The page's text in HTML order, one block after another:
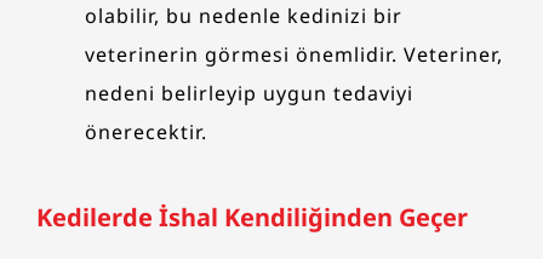
olabilir, bu nedenle kedinizi bir
veterinerin görmesi önemlidir. Veteriner,
nedeni belirleyip uygun tedaviyi
önerecektir.
Kedilerde İshal Kendiliğinden Geçer